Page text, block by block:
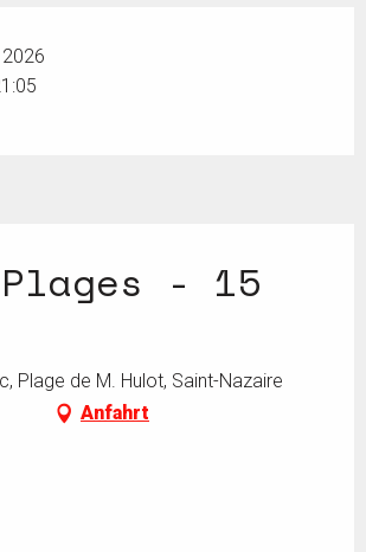
- 15
Plage de M. Hulot, Saint-Nazaire
Anfahrt